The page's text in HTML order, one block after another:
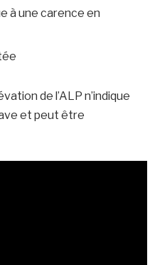
à une carence en
de l’ALP n’indique
et peut être